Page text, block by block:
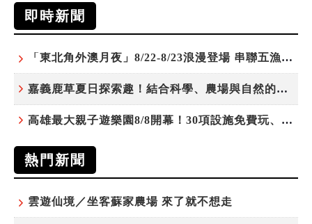
即時新聞
「東北角外澳月夜」8/22-8/23浪漫登場 串聯五漁村、音樂、市集、火舞與慢旅共度夏夜
嘉義鹿草夏日探索趣！結合科學、農場與自然的親子小旅行
高雄最大親子遊樂園8/8開幕！30項設施免費玩、YOYO家族嗨翻暑假
熱門新聞
雲遊仙境／坐客蘇家農場 來了就不想走